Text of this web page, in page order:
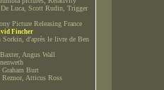
Luca, Scott Rudin, Trigger
Picture Releasing France
Fincher
Sorkin, d'après le livre de Ben
Angus Wall
Graham Burt
Reznor, Atticus Ross